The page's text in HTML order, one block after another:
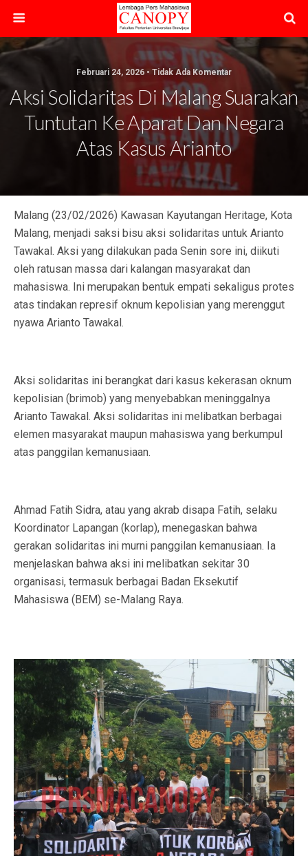
Februari 24, 2026 • Tidak Ada Komentar
Aksi Solidaritas Di Malang Suarakan
Tuntutan Ke Aparat Dan Negara
Atas Kasus Arianto
Malang (23/02/2026) Kawasan Kayutangan Heritage, Kota
Malang, menjadi saksi bisu aksi solidaritas untuk Arianto
Tawakal. Aksi yang dilakukan pada Senin sore ini, diikuti
oleh ratusan massa dari kalangan masyarakat dan
mahasiswa. Ini merupakan bentuk empati sekaligus protes
atas tindakan represif oknum kepolisian yang merenggut
nyawa Arianto Tawakal.
Aksi solidaritas ini berangkat dari kasus kekerasan oknum
kepolisian (brimob) yang menyebabkan meninggalnya
Arianto Tawakal. Aksi solidaritas ini melibatkan berbagai
elemen masyarakat maupun mahasiswa yang berkumpul
atas panggilan kemanusiaan.
Ahmad Fatih Sidra, atau yang akrab disapa Fatih, selaku
Koordinator Lapangan (korlap), menegaskan bahwa
gerakan solidaritas ini murni panggilan kemanusiaan. Ia
menjelaskan bahwa aksi ini melibatkan sekitar 30
organisasi, termasuk berbagai Badan Eksekutif
Mahasiswa (BEM) se-Malang Raya.